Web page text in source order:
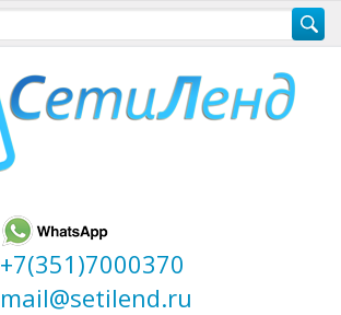
+7(351)7000370
mail@setilend.ru